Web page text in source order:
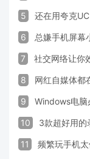
5 还在用夸克
6 总嫌手机屏幕
7 社交网络让你
8 网红自媒体都
9 Windows电脑
10 3款超好用的
11 频繁玩手机